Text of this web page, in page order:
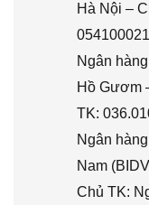
Hà Nội –
Ngân
Hồ Gươm
TK:
Ngân
Nam
Chủ TK: